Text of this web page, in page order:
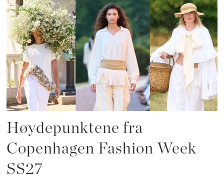
Høydepunktene fra
Copenhagen Fashion Week
SS27